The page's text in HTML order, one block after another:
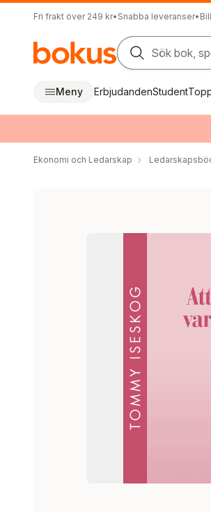
Fri frakt över 249 kr• Snabba leveranser•
Sök bok,
Meny ErbjudandenStudent
Ekonomi och Ledarskap